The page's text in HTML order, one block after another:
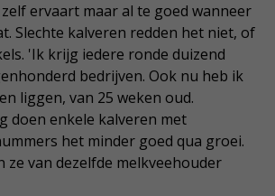
ervaart maar al te goed wanneer
Slechte kalveren redden het niet, of
'Ik krijg iedere ronde duizend
bedrijven. Ook nu heb ik
liggen, van 25 weken oud.
doen enkele kalveren met
het minder goed qua groei.
ze van dezelfde melkveehouder